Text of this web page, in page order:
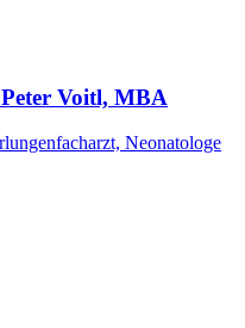
Voitl, MBA
Neonatologe